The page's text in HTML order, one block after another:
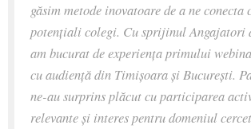
găsim metode inovatoare de a ne
potențiali colegi. Cu sprijinul Angajatori
am bucurat de experiența primului
cu audiență din Timișoara și București.
ne-au surprins plăcut cu participarea
relevante și interes pentru domeniul